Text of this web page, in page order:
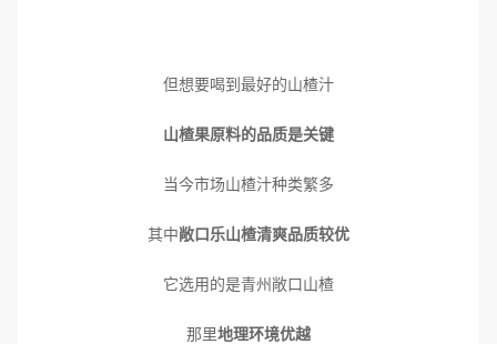
但想要喝到最好的山楂汁
山楂果原料的品质是关键
当今市场山楂汁种类繁多
其中敞口乐山楂清爽品质较优
它选用的是青州敞口山楂
那里地理环境优越